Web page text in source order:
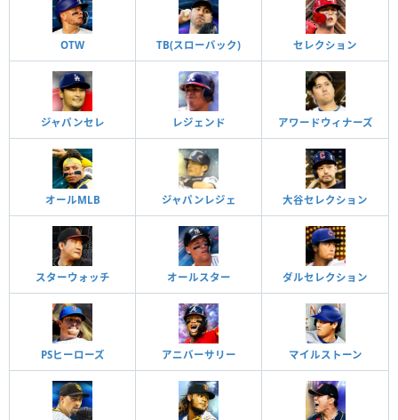
OTW TB(スローバック) セレクション
ジャパンセレ レジェンド アワードウィナーズ
オールMLB ジャパンレジェ 大谷セレクション
スターウォッチ オールスター ダルセレクション
PSヒーローズ アニバーサリー マイルストーン